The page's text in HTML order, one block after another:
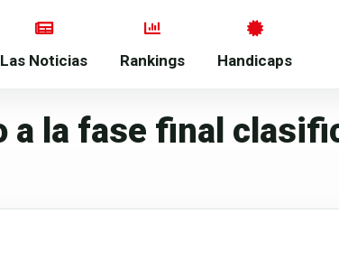
Las Noticias Rankings Handicaps
a la fase final